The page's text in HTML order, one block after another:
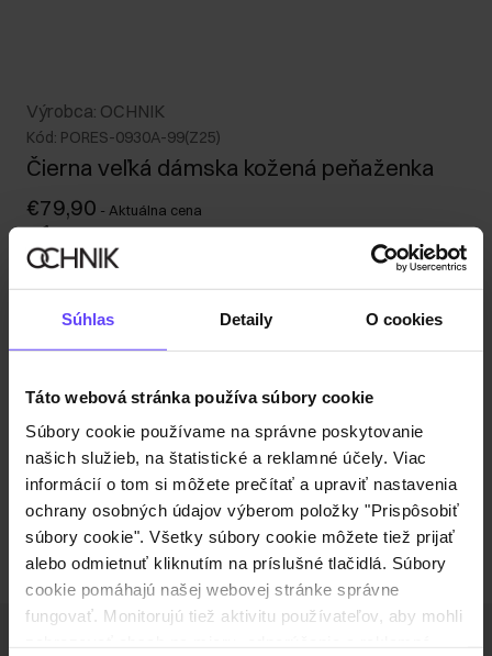
Súhlas Detaily O cookies
Táto webová stránka používa súbory cookie
Súbory cookie používame na správne poskytovanie
našich služieb, na štatistické a reklamné účely. Viac
informácií o tom si môžete prečítať a upraviť nastavenia
ochrany osobných údajov výberom položky "Prispôsobiť
súbory cookie". Všetky súbory cookie môžete tiež prijať
alebo odmietnuť kliknutím na príslušné tlačidlá. Súbory
cookie pomáhajú našej webovej stránke správne
fungovať. Monitorujú tiež aktivitu používateľov, aby mohli
Výrobca: OCHNIK
Kód: PORES-0930A-99(Z25)
Čierna veľká dámska kožená peňaženka
€79,90 - Aktuálna cena
Popis produktu
Detaily
Zloženie a rozmery
Recenzie